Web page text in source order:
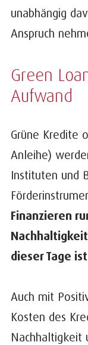
unabhängig
Anspruch
Green
Aufwand
Grüne Kredite
Anleihe)
Instituten und
Finanzieren
dieser Tage
Auch mit
Kosten des
Nachhaltigkeit